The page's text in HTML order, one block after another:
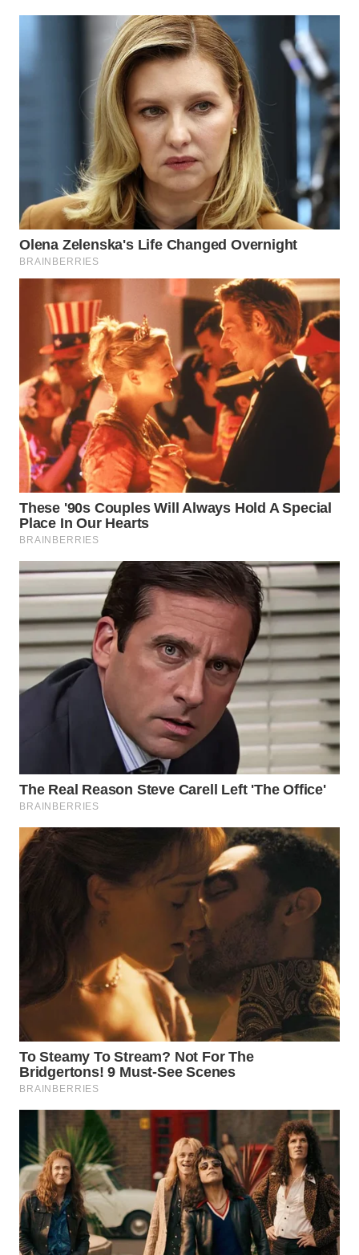
MAJALENGKA
WN
SUBANG
WN
SUKABUMI
WN
PURWAKARTA
WN
PRIANGAN
TIMUR
WN
SEMARANG
WN
SOLO
WN
BOROBUDUR
WN
MADURA
WN
NATUNA
BINTAN
WN
LABUANBAJO
WN
BORNEO
Wahana
Group
WAHANA
NEWS
WAHANA